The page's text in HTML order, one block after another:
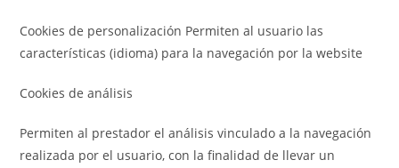
Cookies de personalización Permiten al usuario las
características (idioma) para la navegación por la website
Cookies de análisis
Permiten al prestador el análisis vinculado a la navegación
realizada por el usuario, con la finalidad de llevar un